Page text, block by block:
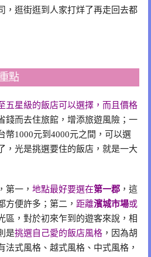
，逛街逛到人家打烊了再走回去都
點
五星級的飯店可以選擇，而且價格
錢而去住旅館，增添旅遊風險；一
幣1000元到4000元之間，可以選
，光是挑選要住的飯店，就是一大
第一， 地點最好要選在第一郡 ，這
方便許多；第二， 距離濱城市場或
區，對於初來乍到的遊客來說，相
是挑選自己愛的飯店風格 ，因為胡
法式風格、越式風格、中式風格，